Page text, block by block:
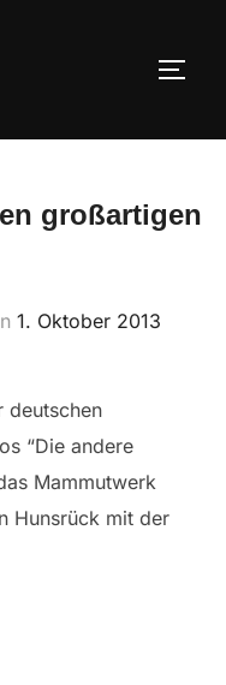
großartigen
Veröffentlicht
1. Oktober 2013
deutschen
“Die andere
Mammutwerk
Hunsrück mit der